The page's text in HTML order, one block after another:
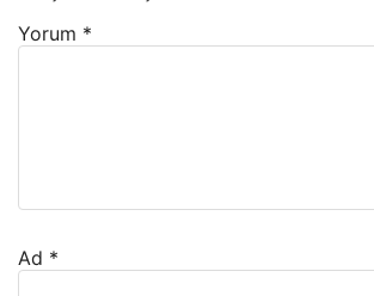
Yorum *
Ad *